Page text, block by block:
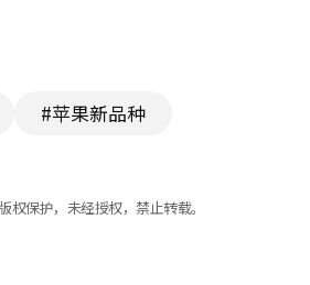
#苹果新品种
权保护，未经授权，禁止转载。